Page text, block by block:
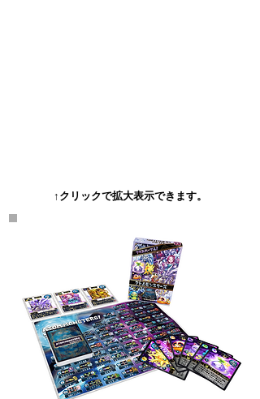
↑クリックで拡大表示できます。